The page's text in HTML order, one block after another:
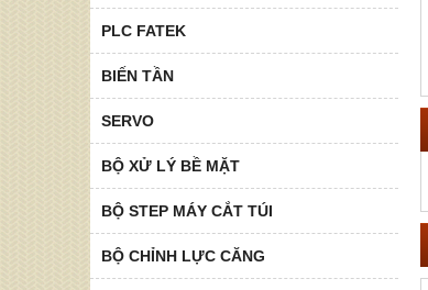
PLC FATEK
BIẾN TẦN
SERVO
BỘ XỬ LÝ BỀ MẶT
BỘ STEP MÁY CẮT TÚI
BỘ CHỈNH LỰC CĂNG